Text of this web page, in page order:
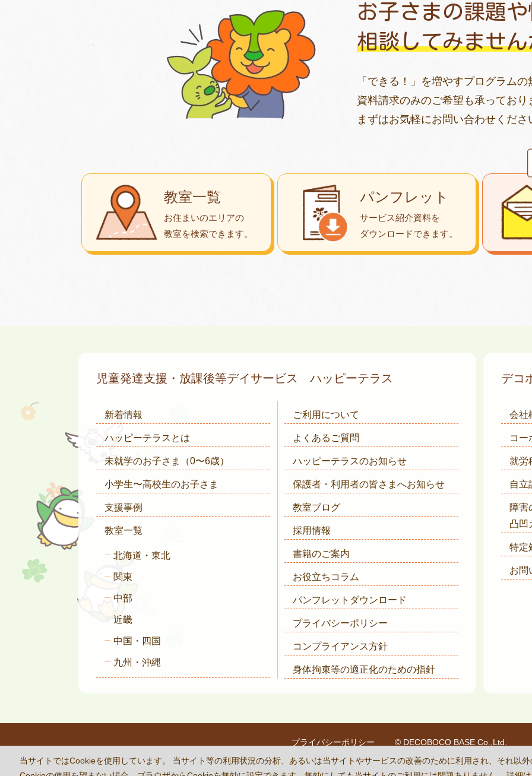
お子さまの課題
相談してみませ
「できる！」を増やすプログラム
資料請求のみのご希望も承っており
まずはお気軽にお問い合わせくださ
教室一覧
お住まいのエリアの
教室を検索できます。
パンフレット
サービス紹介資料を
ダウンロードできます。
児童発達支援・放課後等デイサービス ハッピーテラス
新着情報
ハッピーテラスとは
未就学のお子さま （0〜6歳）
小学生〜高校生のお子さま
支援事例
教室一覧
北海道・東北
関東
中部
近畿
中国・四国
九州・沖縄
ご利用について
よくあるご質問
ハッピーテラスのお知らせ
保護者・利用者の皆さまへお知らせ
教室ブログ
採用情報
書籍のご案内
お役立ちコラム
パンフレットダウンロード
プライバシーポリシー
コンプライアンス方針
身体拘束等の適正化のための指針
デコ
会社
コー
就労
自立
障害
凸凹
特定
お問
プライバシーポリシー
© DECOBOCO BASE Co.,Ltd.
This site is protected by reCAPTCHAand the GooglePrivacy Policy and Terms of
当サイトではCookieを使用しています。 当サイト等の利用状況の分析、あるいは当サイトやサービスの改善のために利用され、それ以